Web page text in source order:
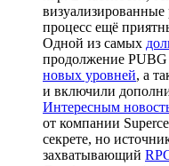
процесс ещё
Одной из самых
продолжение
новых уровней, а
и включили
Интересным
от компании
секрете, но
захватывающий